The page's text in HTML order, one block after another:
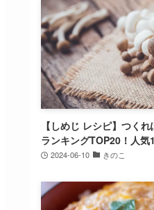
【しめじ レシピ】つく
ランキングTOP20！人気
2024-06-10 きのこ